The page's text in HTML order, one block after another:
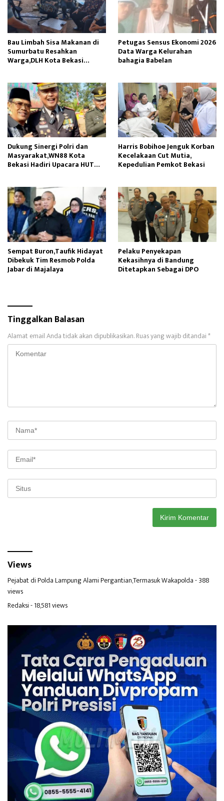
Bau Limbah Sisa Makanan di
Sumurbatu Resahkan
Warga,DLH Kota Bekasi
Petugas Sensus Ekonomi 2026
Data Warga Kelurahan
bahagia Babelan
Dukung Sinergi Polri dan
Masyarakat,WN88 Kota
Bekasi Hadiri Upacara HUT
Harris Bobihoe Jenguk Korban
Kecelakaan Cut Mutia,
Kepedulian Pemkot Bekasi
Sempat Buron,Taufik Hidayat
Dibekuk Tim Resmob Polda
Jabar di Majalaya
Pelaku Penyekapan
Kekasihnya di Bandung
Ditetapkan Sebagai DPO
Tinggalkan Balasan
Alamat email Anda tidak akan dipublikasikan.Ruas yang wajib ditandai*
Views
Pejabat di Polda Lampung Alami Pergantian,Termasuk Wakapolda- 388
views
Redaksi- 18,581 views